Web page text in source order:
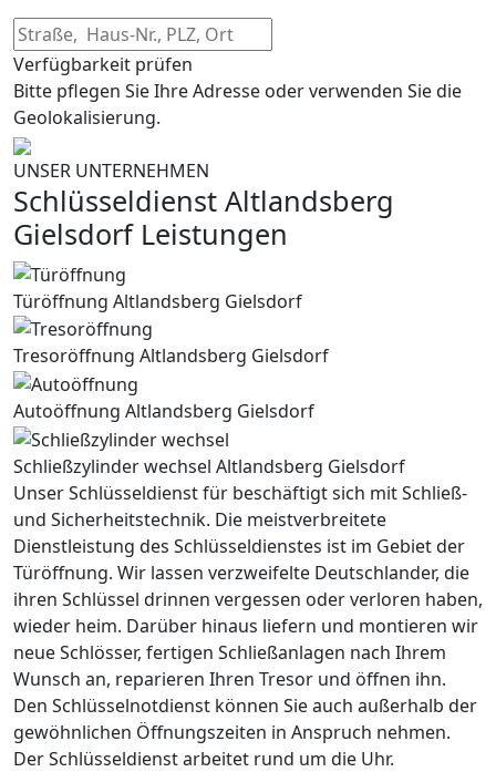
Verfügbarkeit prüfen
Bitte pflegen Sie Ihre Adresse oder verwenden Sie die
Geolokalisierung.
UNSER UNTERNEHMEN
Schlüsseldienst Altlandsberg
Gielsdorf Leistungen
Türöffnung Altlandsberg Gielsdorf
Tresoröffnung Altlandsberg Gielsdorf
Autoöffnung Altlandsberg Gielsdorf
Schließzylinder wechsel Altlandsberg Gielsdorf
Unser Schlüsseldienst für beschäftigt sich mit Schließ-
und Sicherheitstechnik. Die meistverbreitete
Dienstleistung des Schlüsseldienstes ist im Gebiet der
Türöffnung. Wir lassen verzweifelte Deutschlander, die
ihren Schlüssel drinnen vergessen oder verloren haben,
wieder heim. Darüber hinaus liefern und montieren wir
neue Schlösser, fertigen Schließanlagen nach Ihrem
Wunsch an, reparieren Ihren Tresor und öffnen ihn.
Den Schlüsselnotdienst können Sie auch außerhalb der
gewöhnlichen Öffnungszeiten in Anspruch nehmen.
Der Schlüsseldienst arbeitet rund um die Uhr.